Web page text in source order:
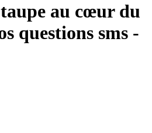
au cœur du
questions sms -